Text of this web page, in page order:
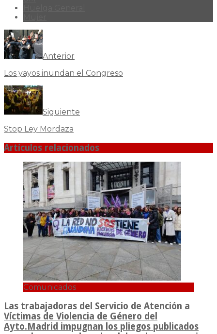
Anterior
Los yayos inundan el Congreso
Siguiente
Stop Ley Mordaza
Artículos relacionados
Comunicados
Las trabajadoras del Servicio de Atención a
Víctimas de Violencia de Género del
Ayto.Madrid impugnan los pliegos publicados